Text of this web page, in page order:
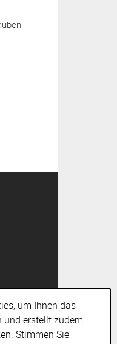
um Ihnen das
und erstellt zudem
Stimmen Sie